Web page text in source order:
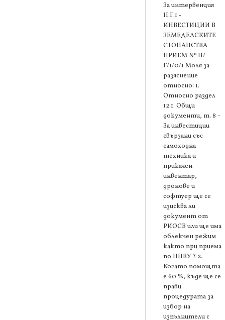
За интервенция
II.Г.1 -
ИНВЕСТИЦИИ В
ЗЕМЕДЕЛСКИТЕ
СТОПАНСТВА
ПРИЕМ № II/
Г/1/0/1 Моля за
разяснение
относно: 1.
Относно раздел
12.1. Общи
документи, т. 8 -
За инвестиции
свързани със
самоходна
техника и
прикачен
инвентар,
дронове и
софтуер ще се
изисква ли
документ от
РИОСВ или ще има
облекчен режим
както при приема
по НПВУ ? 2.
Когато помощта
е 60 %, къде ще се
прави
процедурата за
избор на
изпълнители с